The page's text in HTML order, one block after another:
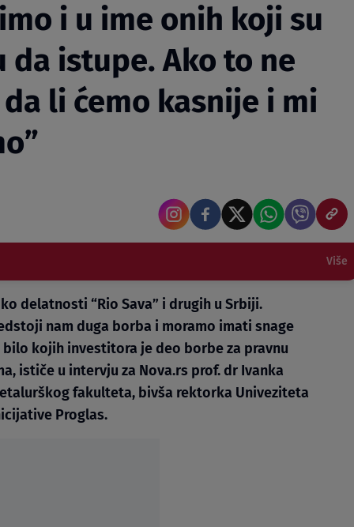
i u ime onih koji su
da istupe. Ako to ne
li ćemo kasnije i mi
Više
delatnosti “Rio Sava” i drugih u Srbiji.
nam duga borba i moramo imati snage
kojih investitora je deo borbe za pravnu
ističe u intervju za Nova.rs prof. dr Ivanka
fakulteta, bivša rektorka Univeziteta
Proglas.